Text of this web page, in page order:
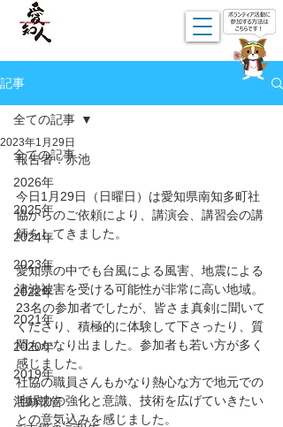
記事
全ての記事
2026年
2025年
2024年
2023年
2022年
2021年
2020年
2019年
活動報告
全ての記事
2023年1月29日
報告者：赤池
今日1月29日（日曜日）は愛知県南知多町社
協からのご依頼により、講演会、講習会の講
師をしてきました。
愛知県の中でも台風による風害、地震による
津波被害を受ける可能性が非常に高い地域。
23名の参加者でしたが、皆さま真剣に聞いて
くださり、積極的に体験して下さったり、質
問もかなり出ました。参加者も若い方が多く
感じました。
社協の職員さんもかなり熱心な方で地元での
地縁力の強化と意識、技術を広げていきたい
との意気込みを感じました。